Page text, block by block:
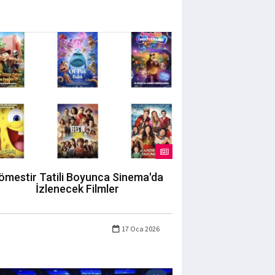
Tatili Boyunca Sinema'da
İzlenecek Filmler
17 Oca 2026